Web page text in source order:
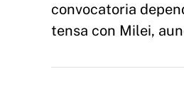
convocatoria
tensa con Milei,